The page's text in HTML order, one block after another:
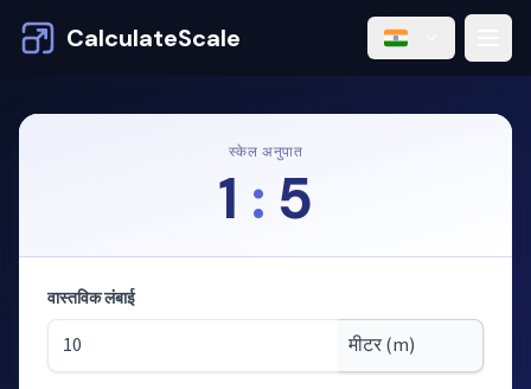
CalculateScale
स्केल अनुपात
1 : 5
वास्तविक लंबाई